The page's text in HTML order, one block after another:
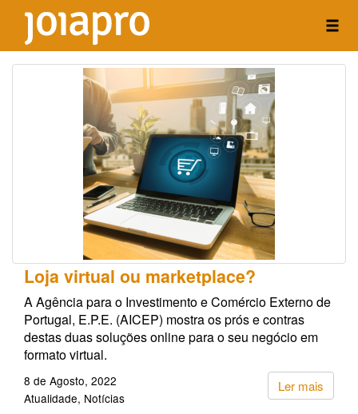
Loja virtual ou marketplace?
A Agência para o Investimento e Comércio Externo de
Portugal, E.P.E. (AICEP) mostra os prós e contras
destas duas soluções online para o seu negócio em
formato virtual.
Ler mais
8 de Agosto, 2022
Atualidade Notícias